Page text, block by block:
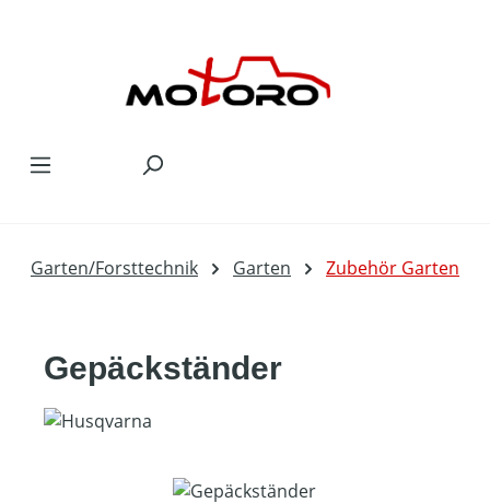
Garten/Forsttechnik Garten Zubehör Garten
Gepäckständer
Bildergalerie überspringen